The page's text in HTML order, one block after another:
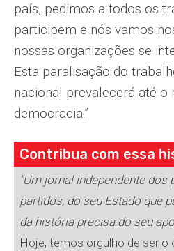
país, pedimos a todos os
participem e nós vamos
nossas organizações se
Esta paralisação do
nacional prevalecerá até o
democracia.”
Contribua com essa
"Um jornal independente dos
partidos, do seu Estado que
da história precisa do seu
Hoje, temos orgulho de ser o